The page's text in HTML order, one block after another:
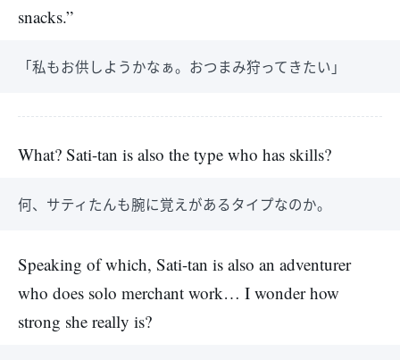
snacks.”
「私もお供しようかなぁ。おつまみ狩ってきたい」
What? Sati-tan is also the type who has skills?
何、サティたんも腕に覚えがあるタイプなのか。
Speaking of which, Sati-tan is also an adventurer
who does solo merchant work… I wonder how
strong she really is?